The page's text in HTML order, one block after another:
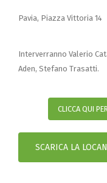
Pavia, Piazza Vittoria 14
Interverranno Valerio
Aden, Stefano Trasatti.
CLICCA QUI
SCARICA LA